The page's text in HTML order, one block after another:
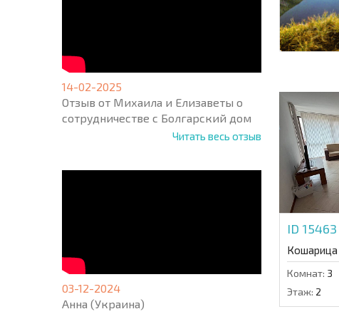
14-02-2025
Отзыв от Михаила и Елизаветы о
сотрудничестве с Болгарский дом
Читать весь отзыв
03-12-2024
Анна (Украина)
ID 15463
Кошарица
Комнат: 3
Этаж: 2